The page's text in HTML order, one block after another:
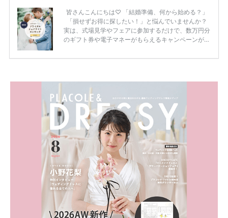
皆さんこんにちは♡ 「結婚準備、何から始める？」
「損せずお得に探したい！」と悩んでいませんか？
実は、式場見学やフェアに参加するだけで、数万円分
のギフト券や電子マネーがもらえるキャンペーンがあ
ため、比較せずに選ぶと損をしてしまうことも……。
内容：特典金額・条件・応募方法・注意点 「どこが
一番お得？」「プラコレの特典は？」といった疑問も
解決します。 まずは診断で候補を絞れる「ウェディ
ング診断」か、体験型 […]
続きを読む